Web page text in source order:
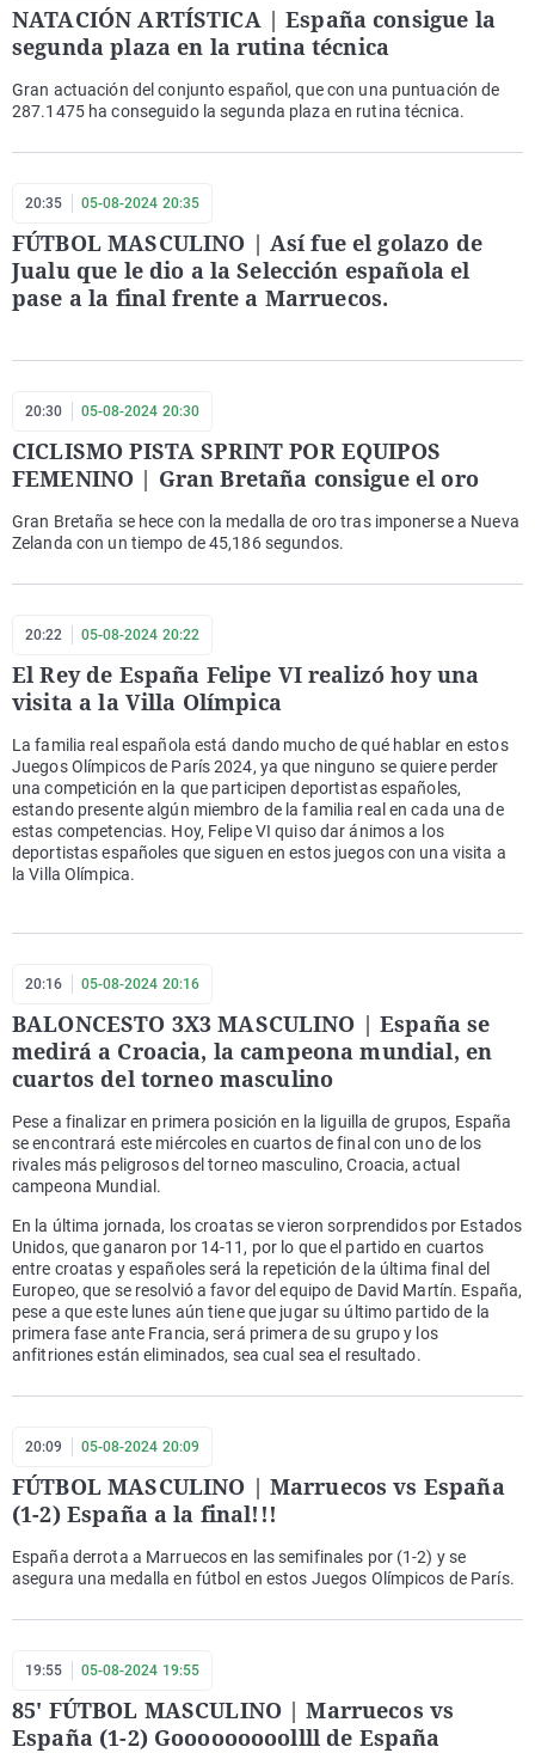
NATACIÓN ARTÍSTICA | España consigue la
segunda plaza en la rutina técnica
Gran actuación del conjunto español, que con una puntuación de
287.1475 ha conseguido la segunda plaza en rutina técnica.
20:35 05-08-2024 20:35
FÚTBOL MASCULINO | Así fue el golazo de
Jualu que le dio a la Selección española el
pase a la final frente a Marruecos.
20:30 05-08-2024 20:30
CICLISMO PISTA SPRINT POR EQUIPOS
FEMENINO | Gran Bretaña consigue el oro
Gran Bretaña se hece con la medalla de oro tras imponerse a Nueva
Zelanda con un tiempo de 45,186 segundos.
20:22 05-08-2024 20:22
El Rey de España Felipe VI realizó hoy una
visita a la Villa Olímpica
La familia real española está dando mucho de qué hablar en estos
Juegos Olímpicos de París 2024, ya que ninguno se quiere perder
una competición en la que participen deportistas españoles,
estando presente algún miembro de la familia real en cada una de
estas competencias. Hoy, Felipe VI quiso dar ánimos a los
deportistas españoles que siguen en estos juegos con una visita a
la Villa Olímpica.
20:16 05-08-2024 20:16
BALONCESTO 3X3 MASCULINO | España se
medirá a Croacia, la campeona mundial, en
cuartos del torneo masculino
Pese a finalizar en primera posición en la liguilla de grupos, España
se encontrará este miércoles en cuartos de final con uno de los
rivales más peligrosos del torneo masculino, Croacia, actual
campeona Mundial.
En la última jornada, los croatas se vieron sorprendidos por Estados
Unidos, que ganaron por 14-11, por lo que el partido en cuartos
entre croatas y españoles será la repetición de la última final del
Europeo, que se resolvió a favor del equipo de David Martín. España,
pese a que este lunes aún tiene que jugar su último partido de la
primera fase ante Francia, será primera de su grupo y los
anfitriones están eliminados, sea cual sea el resultado.
20:09 05-08-2024 20:09
FÚTBOL MASCULINO | Marruecos vs España
(1-2) España a la final!!!
España derrota a Marruecos en las semifinales por (1-2) y se
asegura una medalla en fútbol en estos Juegos Olímpicos de París.
19:55 05-08-2024 19:55
85' FÚTBOL MASCULINO | Marruecos vs
España (1-2) Gooooooooollll de España